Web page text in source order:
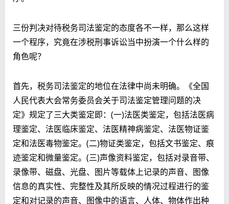
三份判决对待税务司法鉴定的态度各不一样，那么这样
一个程序，究竟在涉税刑事诉讼当中扮演一个什么样的
角色呢？
首先，税务司法鉴定的地位在法律中尚未明确。《全国
人民代表大会常务委员会关于司法鉴定管理问题的决
定》规定了三大类鉴定即：(一)法医类鉴定，包括法医病
理鉴定、法医临床鉴定、法医精神病鉴定、法医物证鉴
定和法医毒物鉴定。(二)物证类鉴定，包括文书鉴定、痕
迹鉴定和微量鉴定。(三)声像资料鉴定，包括对录音带、
录像带、磁盘、光盘、图片等载体上记录的声音、图像
信息的真实性、完整性及其所反映的情况过程进行的鉴
定和对记录的声音、图像中的语言、人体、物体作出种